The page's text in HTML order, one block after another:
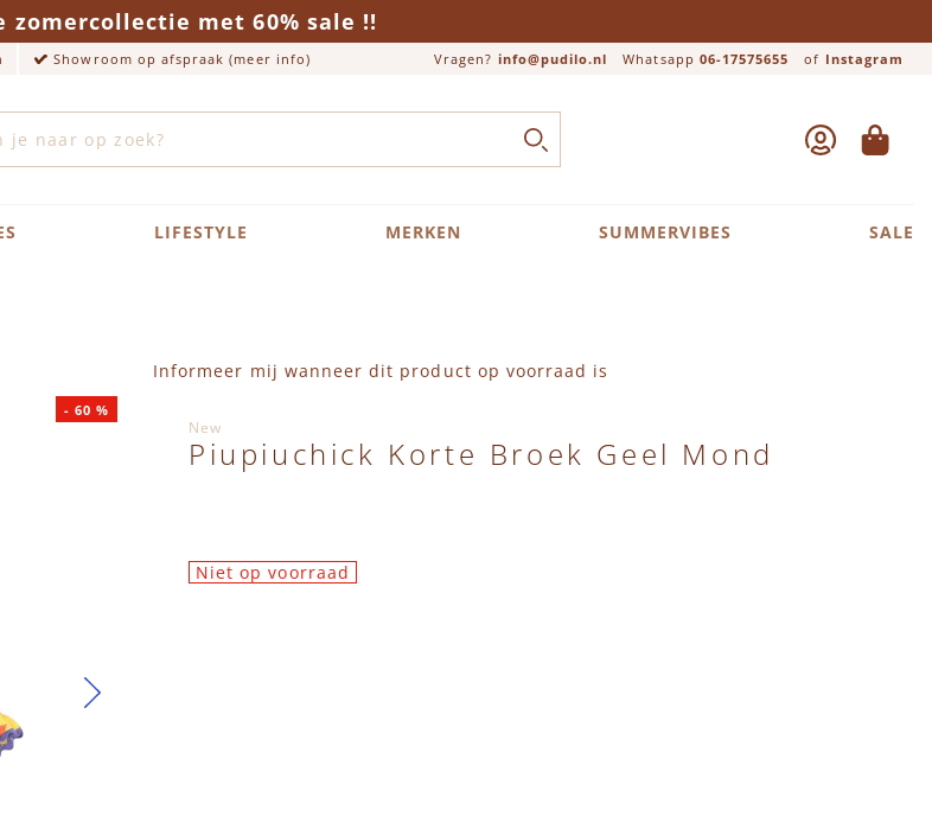
zomercollectie met 60% sale !!
Showroom op afspraak (meer info) Vragen? info@pudilo.nl Whatsapp 06-17575655 of Instagram
Close search
ZOEK ACCOUNT
LIFESTYLE MERKEN SUMMERVIBES SALE
- 60 %
Informeer mij wanneer dit product op voorraad is
New
Piupiuchick Korte Broek Geel Mond
Niet op voorraad